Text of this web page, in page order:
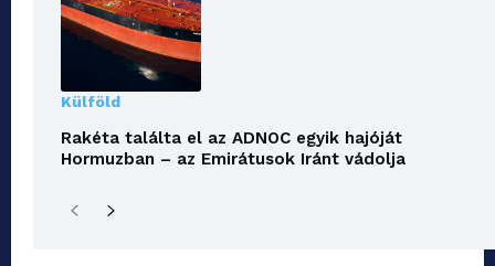
Külföld
Rakéta találta el az ADNOC egyik hajóját
Hormuzban – az Emirátusok Iránt vádolja